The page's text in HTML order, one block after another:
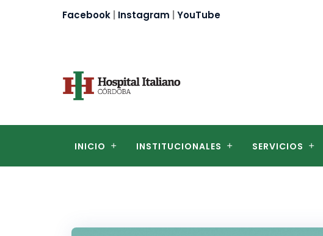
Facebook Instagram
YouTube
INICIO INSTITUCIONALES SERVICIOS